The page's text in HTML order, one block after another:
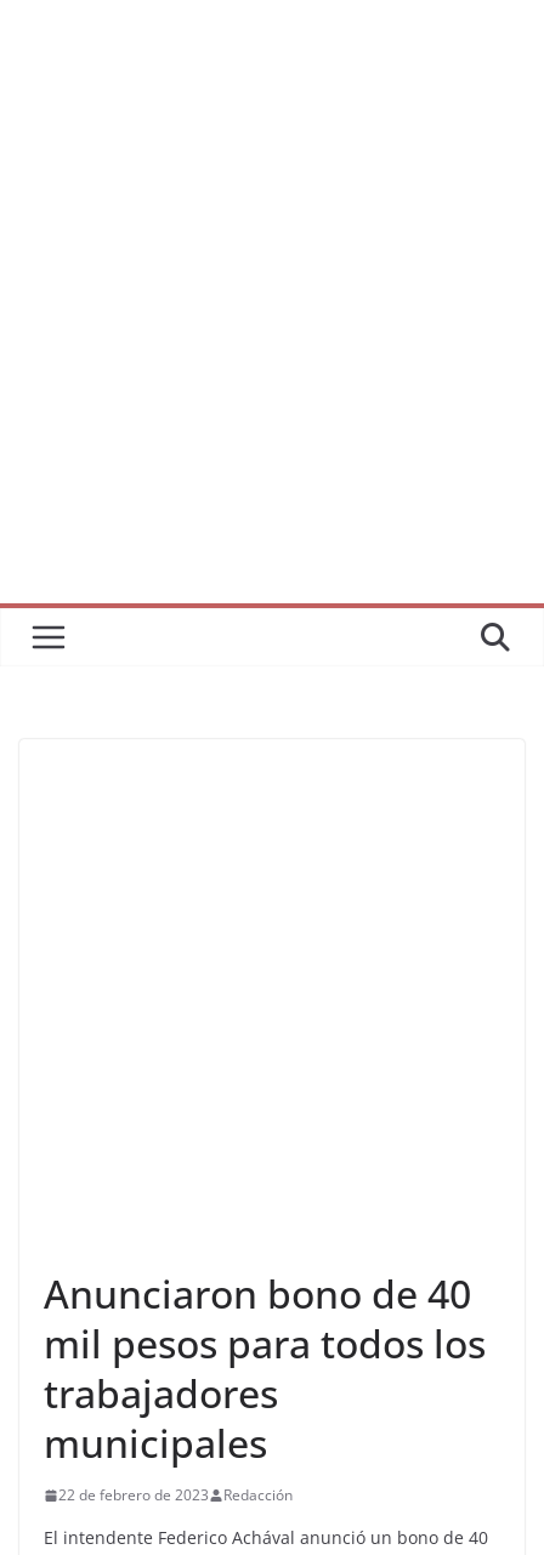
Anunciaron bono de 40
mil pesos para todos los
trabajadores
municipales
22 de febrero de 2023 Redacción
El intendente Federico Achával anunció un bono de 40